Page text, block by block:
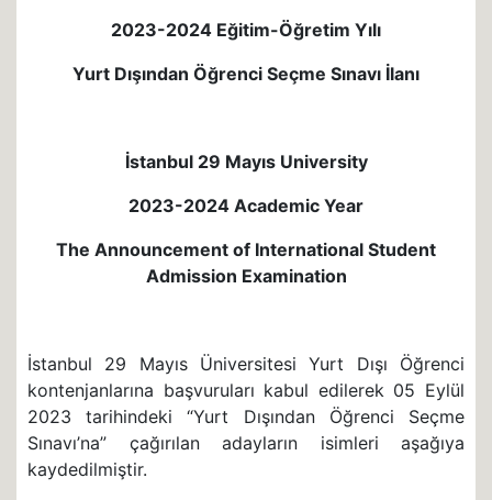
2023-2024 Eğitim-Öğretim Yılı
Yurt Dışından Öğrenci Seçme Sınavı İlanı
İstanbul 29 Mayıs University
2023-2024 Academic Year
The Announcement of International Student
Admission Examination
İstanbul 29 Mayıs Üniversitesi Yurt Dışı Öğrenci
kontenjanlarına başvuruları kabul edilerek 05 Eylül
2023 tarihindeki “Yurt Dışından Öğrenci Seçme
Sınavı’na” çağırılan adayların isimleri aşağıya
kaydedilmiştir.